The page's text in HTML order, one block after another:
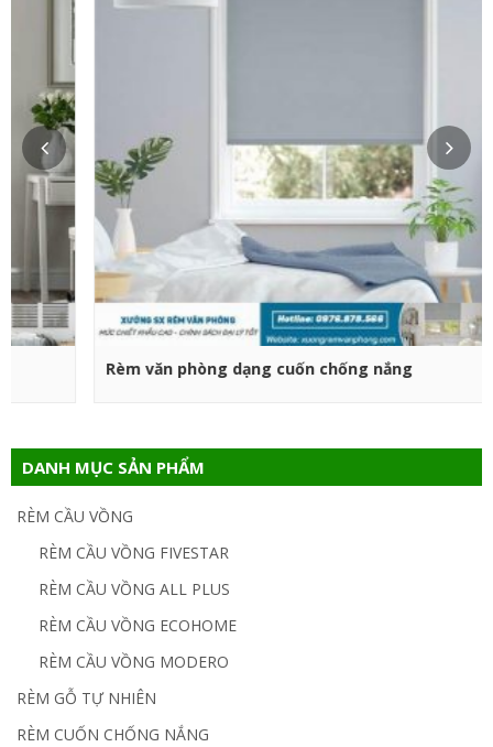
CHỌN SẢN PHẨM
Rèm văn phòng dạng cuốn chống nắng
DANH MỤC SẢN PHẨM
RÈM CẦU VỒNG
RÈM CẦU VỒNG FIVESTAR
RÈM CẦU VỒNG ALL PLUS
RÈM CẦU VỒNG ECOHOME
RÈM CẦU VỒNG MODERO
RÈM GỖ TỰ NHIÊN
RÈM CUỐN CHỐNG NẮNG